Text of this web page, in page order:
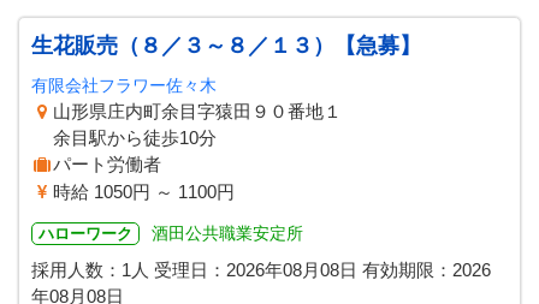
生花販売（８／３～８／１３）【急募】
有限会社フラワー佐々木
山形県庄内町余目字猿田９０番地１
余目駅から徒歩10分
パート労働者
時給 1050円 ～ 1100円
ハローワーク 酒田公共職業安定所
採用人数：1人 受理日： 2026年08月08日 有効期限： 2026
年08月08日